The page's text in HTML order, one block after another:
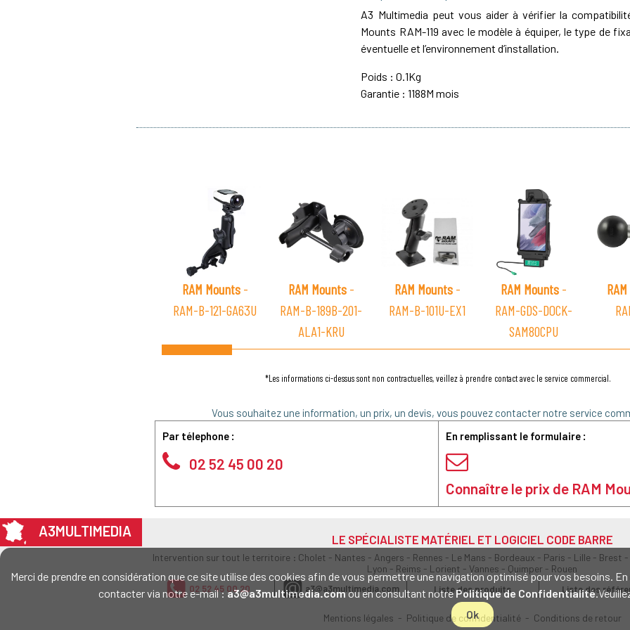
Merci de prendre en considération que ce site utilise des cookies afin de vous permettre une navigation optimisé pour vos besoins.
contacter via notre e-mail : a3@a3multimedia.comou en consultant notrePolitique de Confidentialité
Ok
A3 Multimedia peut vous aider à vérifier la
Mounts RAM-119 avec le modèle à équiper, le type de
éventuelle et l’environnement d’installation.
Poids : 0.1Kg
Garantie : 1188M mois
RAM Mounts-
RAM-B-121-GA63U
RAM Mounts-
RAM-B-189B-201-
ALA1-KRU
RAM Mounts-
RAM-B-101U-EX1
RAM Mounts-
RAM-GDS-DOCK-
SAM80CPU
*Les informations ci-dessus sont non contractuelles, veillez à prendre contact avec le service commercial.
Vous souhaitez une information, un prix, un devis, vous pouvez contacter notre service
Par télephone :
02 52 45 00 20
En remplissant le formulaire :
Connaître le prix de RAM
A3MULTIMEDIA LE SPÉCIALISTE MATÉRIEL ET LOGICIEL CODE BARRE
Intervention sur tout le territoire : Cholet - Nantes - Angers - Rennes - Le Mans - Bordeaux - Paris - Lille - Brest
Lyon - Reims - Lorient - Vannes - Quimper - Rouen
02 52 45 00 20 a3@a3multimedia.com Liste des produits Liste des
Mentions légales - Politique de confidentialité - Conditions de retour